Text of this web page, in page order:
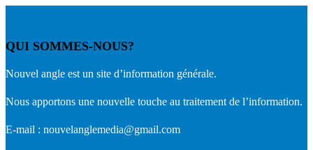
QUI SOMMES-NOUS?
Nouvel angle est un site d’information générale.
Nous apportons une nouvelle touche au traitement de l’information.
E-mail : nouvelanglemedia@gmail.com